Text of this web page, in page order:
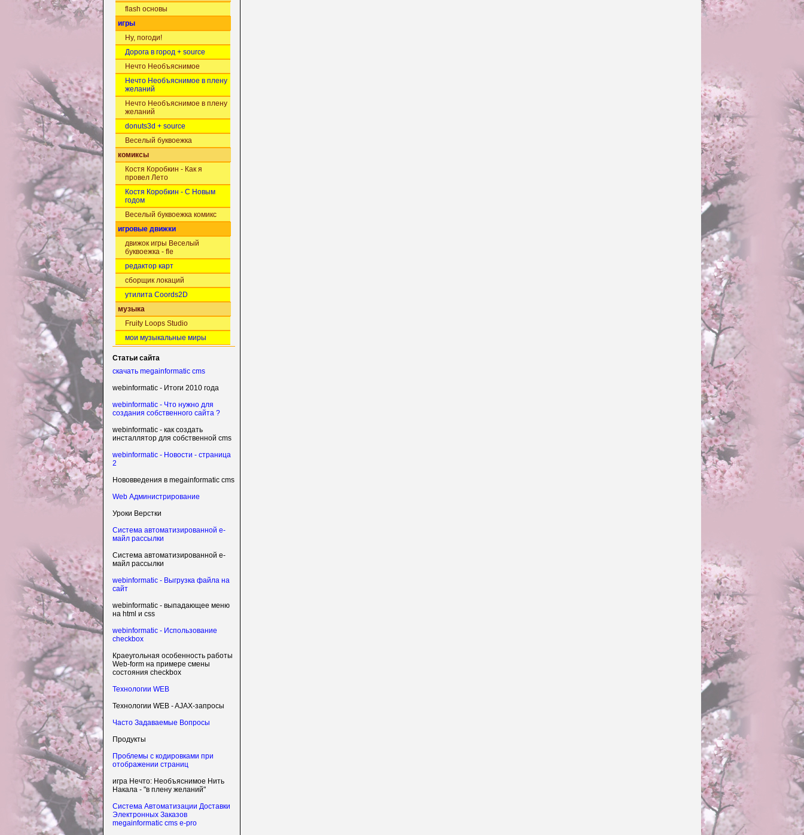
flash основы
игры
Ну, погоди!
Дорога в город + source
Нечто Необъяснимое
Нечто Необъяснимое в плену
желаний
Нечто Необъяснимое в плену
желаний
donuts3d + source
Веселый буквоежка
комиксы
Костя Коробкин - Как я
провел Лето
Костя Коробкин - С Новым
годом
Веселый буквоежка комикс
игровые движки
движок игры Веселый
буквоежка - fle
редактор карт
сборщик локаций
утилита Coords2D
музыка
Fruity Loops Studio
мои музыкальные миры
Статьи сайта
скачать megainformatic cms
webinformatic - Итоги 2010 года
webinformatic - Что нужно для
создания собственного сайта ?
webinformatic - как создать
инсталлятор для собственной cms
webinformatic - Новости - страница
2
Нововведения в megainformatic cms
Web Администрирование
Уроки Верстки
Система автоматизированной е-
майл рассылки
Система автоматизированной е-
майл рассылки
webinformatic - Выгрузка файла на
сайт
webinformatic - выпадающее меню
на html и css
webinformatic - Использование
checkbox
Краеугольная особенность работы
Web-form на примере смены
состояния checkbox
Технологии WEB
Технологии WEB - AJAX-запросы
Часто Задаваемые Вопросы
Продукты
Проблемы с кодировками при
отображении страниц
игра Нечто: Необъяснимое Нить
Накала - "в плену желаний"
Система Автоматизации Доставки
Электронных Заказов
megainformatic cms e-pro